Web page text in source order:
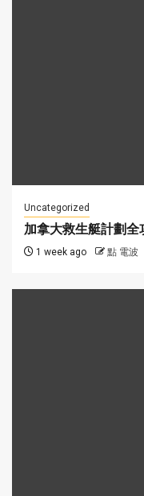
Uncategorized
加拿大救生艇計劃
1 week ago 點 電波